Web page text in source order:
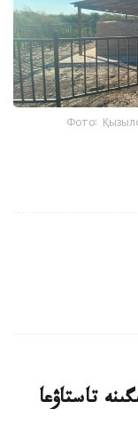
Фото:
تاستاۋعا